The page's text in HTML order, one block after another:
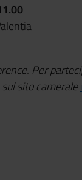
Per
sito camerale